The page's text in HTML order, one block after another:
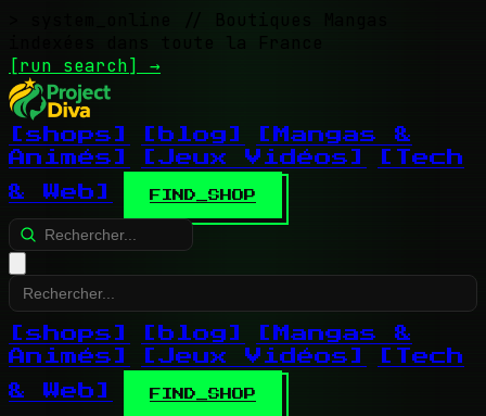
// Boutiques Mangas
indexées dans toute la France
[run search] →
[shops] [blog]
[Mangas &
Animés]
[Jeux Vidéos]
[Tech
& Web]
FIND_SHOP
[shops] [blog]
[Mangas &
Animés]
[Jeux Vidéos]
[Tech
& Web]
FIND_SHOP